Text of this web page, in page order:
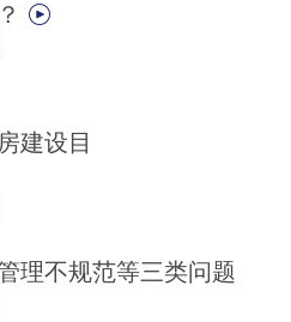
建设目
理不规范等三类问题